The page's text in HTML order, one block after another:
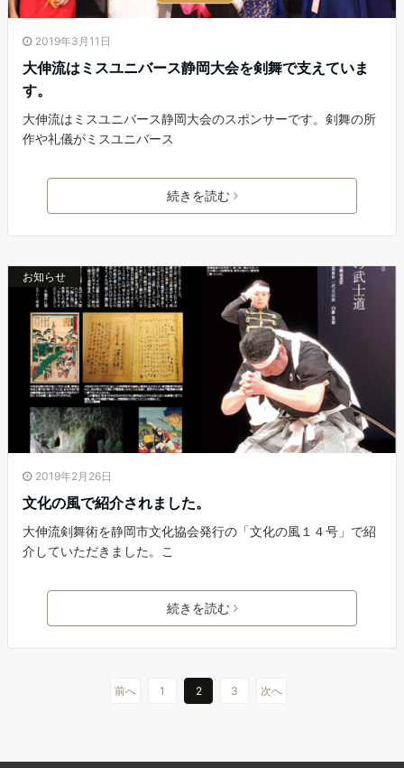
2019年3月11日
大伸流はミスユニバース静岡大会を剣舞で支えていま
す。
大伸流はミスユニバース静岡大会のスポンサーです。剣舞の所
作や礼儀がミスユニバース
続きを読む
お知らせ
2019年2月26日
文化の風で紹介されました。
大伸流剣舞術を静岡市文化協会発行の「文化の風１４号」で紹
介していただきました。こ
続きを読む
前へ 1 2 3 次へ